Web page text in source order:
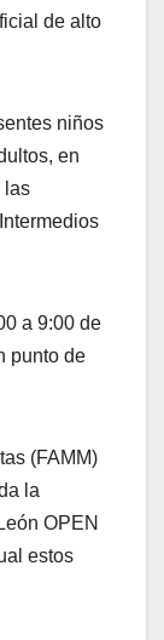
de alto
niños
en
las
a 9:00 de
punto de
(FAMM)
la
OPEN
estos